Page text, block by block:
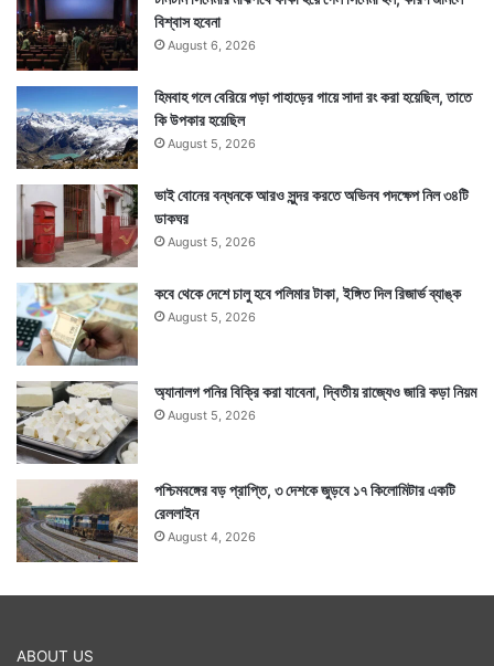
বিশ্বাস হবেনা
August 6, 2026
হিমবাহ গলে বেরিয়ে পড়া পাহাড়ের গায়ে সাদা রং করা হয়েছিল, তাতে
কি উপকার হয়েছিল
August 5, 2026
ভাই বোনের বন্ধনকে আরও সুন্দর করতে অভিনব পদক্ষেপ নিল ৩৪টি
ডাকঘর
August 5, 2026
কবে থেকে দেশে চালু হবে পলিমার টাকা, ইঙ্গিত দিল রিজার্ভ ব্যাঙ্ক
August 5, 2026
অ্যানালগ পনির বিক্রি করা যাবেনা, দ্বিতীয় রাজ্যেও জারি কড়া নিয়ম
August 5, 2026
পশ্চিমবঙ্গের বড় প্রাপ্তি, ৩ দেশকে জুড়বে ১৭ কিলোমিটার একটি
রেললাইন
August 4, 2026
ABOUT US